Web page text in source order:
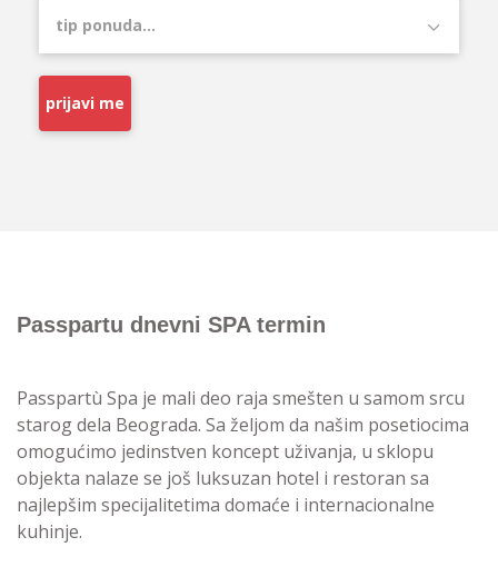
prijavi me
Passpartu dnevni SPA termin
Passpartù Spa je mali deo raja smešten u samom srcu
starog dela Beograda. Sa željom da našim posetiocima
omogućimo jedinstven koncept uživanja, u sklopu
objekta nalaze se još luksuzan hotel i restoran sa
najlepšim specijalitetima domaće i internacionalne
kuhinje.